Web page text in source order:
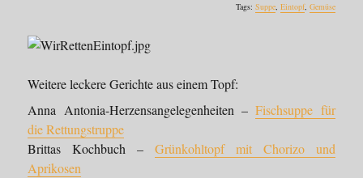
Tags: Suppe, Eintopf, Gemüse
Weitere leckere Gerichte aus einem Topf:
Anna Antonia-Herzensangelegenheiten –Fischsuppe für
die Rettungstruppe
Brittas Kochbuch – Grünkohltopf mit Chorizo und
Aprikosen